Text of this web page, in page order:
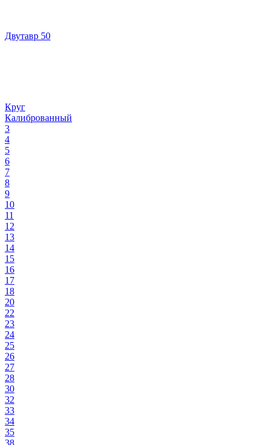
Двутавр 50
Круг
Калиброванный
3
4
5
6
7
8
9
10
11
12
13
14
15
16
17
18
20
22
23
24
25
26
27
28
30
32
33
34
35
38